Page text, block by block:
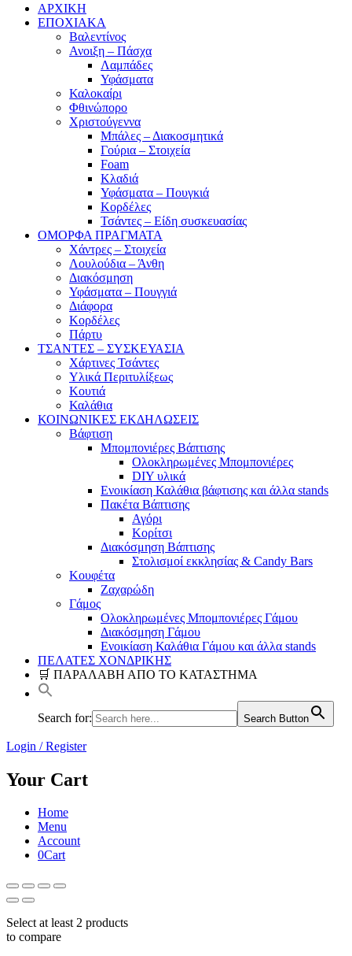
ΑΡΧΙΚΗ
ΕΠΟΧΙΑΚΑ
Βαλεντίνος
Ανοιξη – Πάσχα
Λαμπάδες
Υφάσματα
Καλοκαίρι
Φθινώπορο
Χριστούγεννα
Μπάλες – Διακοσμητικά
Γούρια – Στοιχεία
Foam
Κλαδιά
Υφάσματα – Πουγκιά
Κορδέλες
Τσάντες – Είδη συσκευασίας
ΟΜΟΡΦΑ ΠΡΑΓΜΑΤΑ
Χάντρες – Στοιχεία
Λουλούδια – Άνθη
Διακόσμηση
Υφάσματα – Πουγγιά
Διάφορα
Κορδέλες
Πάρτυ
ΤΣΑΝΤΕΣ – ΣΥΣΚΕΥΑΣΙΑ
Χάρτινες Τσάντες
Υλικά Περιτυλίξεως
Κουτιά
Καλάθια
ΚΟΙΝΩΝΙΚΕΣ ΕΚΔΗΛΩΣΕΙΣ
Βάφτιση
Μπομπονιέρες Βάπτισης
Ολοκληρωμένες Μπομπονιέρες
DIY υλικά
Ενοικίαση Καλάθια βάφτισης και άλλα stands
Πακέτα Βάπτισης
Αγόρι
Κορίτσι
Διακόσμηση Βάπτισης
Στολισμοί εκκλησίας & Candy Bars
Κουφέτα
Ζαχαρώδη
Γάμος
Ολοκληρωμένες Μπομπονιέρες Γάμου
Διακόσμηση Γάμου
Ενοικίαση Καλάθια Γάμου και άλλα stands
ΠΕΛΑΤΕΣ ΧΟΝΔΡΙΚΗΣ
🛒 ΠΑΡΑΛΑΒΗ ΑΠΟ ΤΟ ΚΑΤΑΣΤΗΜΑ
Search for: Search Button
Login / Register
Your Cart
Home
Menu
Account
0Cart
Select at least 2 products
to compare